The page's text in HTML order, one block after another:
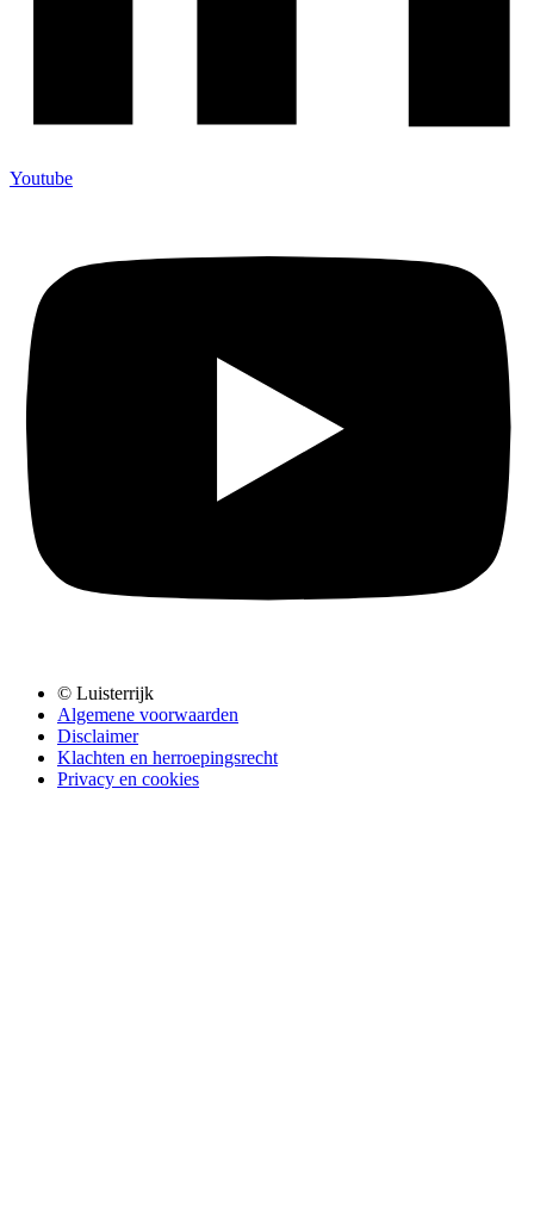
Youtube
© Luisterrijk
Algemene voorwaarden
Disclaimer
Klachten en herroepingsrecht
Privacy en cookies